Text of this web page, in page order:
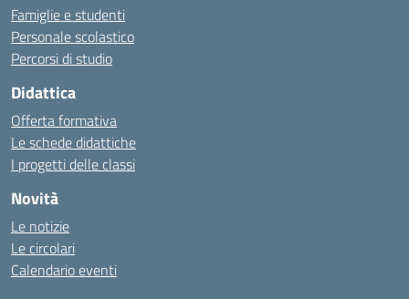
Famiglie e studenti
Personale scolastico
Percorsi di studio
Didattica
Offerta formativa
Le schede didattiche
I progetti delle classi
Novità
Le notizie
Le circolari
Calendario eventi